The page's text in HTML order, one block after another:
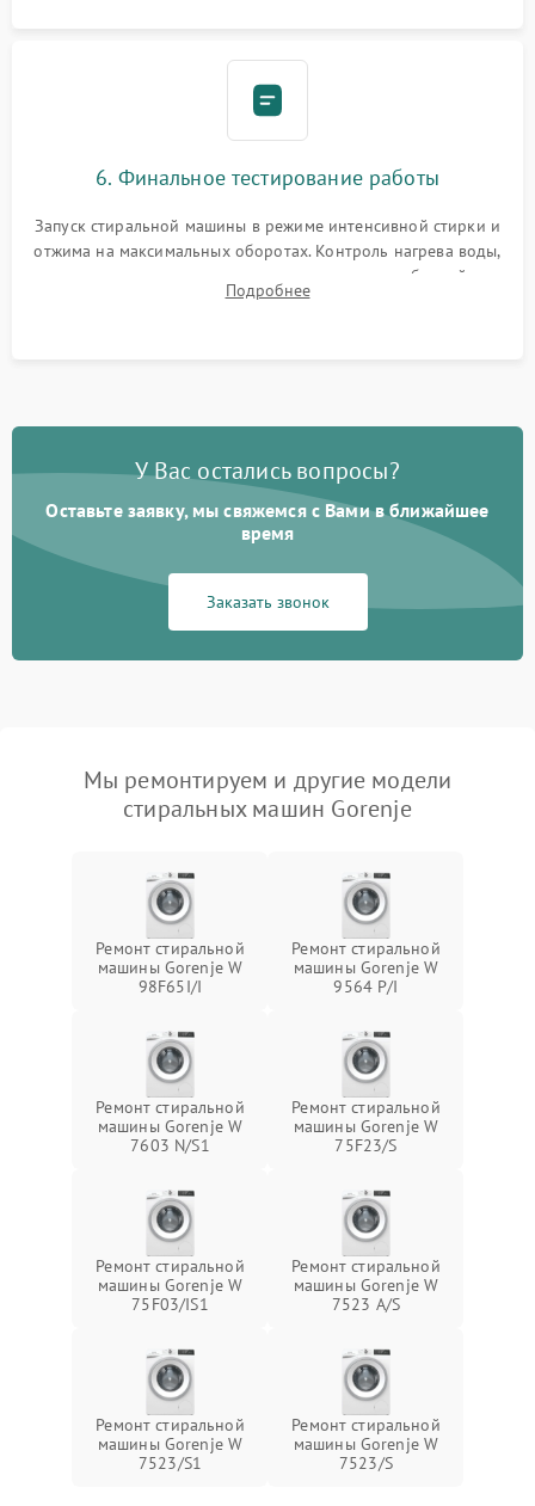
6. Финальное тестирование работы
Запуск стиральной машины в режиме интенсивной стирки и
отжима на максимальных оборотах. Контроль нагрева воды,
корректности слива, отсутствия излишних вибраций,
посторонних стуков и протечек под корпусом.
Подробнее
У Вас остались вопросы?
Оставьте заявку, мы свяжемся с Вами в ближайшее
время
Заказать звонок
Мы ремонтируем и другие модели
стиральных машин Gorenje
Ремонт стиральной
машины Gorenje W
98F65I/I
Ремонт стиральной
машины Gorenje W
9564 P/I
Ремонт стиральной
машины Gorenje W
7603 N/S1
Ремонт стиральной
машины Gorenje W
75F23/S
Ремонт стиральной
машины Gorenje W
75F03/IS1
Ремонт стиральной
машины Gorenje W
7523 A/S
Ремонт стиральной
машины Gorenje W
7523/S1
Ремонт стиральной
машины Gorenje W
7523/S